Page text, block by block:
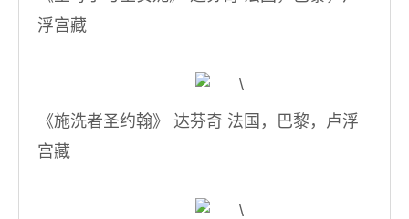
浮宫藏
《施洗者圣约翰》 达芬奇 法国，巴黎，卢浮
宫藏